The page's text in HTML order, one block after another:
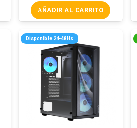
AÑADIR AL CARRITO
Disponible 24-48Hs